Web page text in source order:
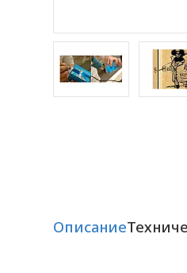
Описание